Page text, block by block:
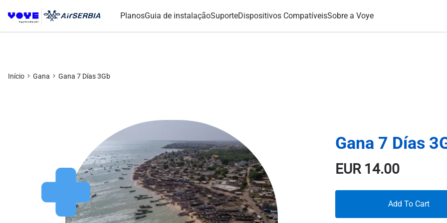
PlanosGuia de instalaçãoSuporteDispositivos CompatíveisSobre a Voye
Início Gana Gana 7 Días 3Gb
Gana 7 Días
EUR14.00
Add To Cart